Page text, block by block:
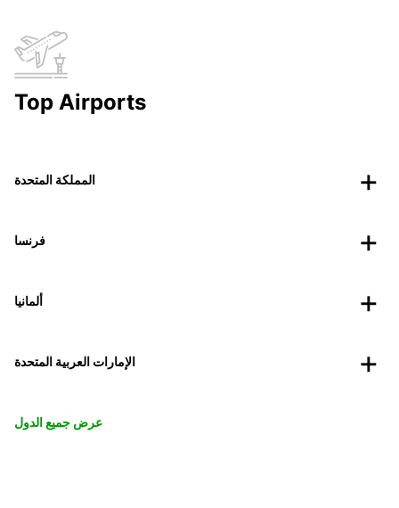
Top Airports
المملكة المتحدة
فرنسا
ألمانيا
الإمارات العربية المتحدة
عرض جميع الدول